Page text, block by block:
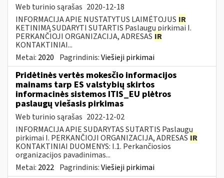
Web turinio sąrašas 2020-12-18
INFORMACIJA APIE NUSTATYTUS LAIMĖTOJUS IR
KETINIMĄ SUDARYTI SUTARTIS Paslaugų pirkimai I.
PERKANČIOJI ORGANIZACIJA, ADRESAS IR
KONTAKTINIAI...
Metai: 2020 Pagrindinis:Viešieji pirkimai
Pridėtinės vertės mokesčio informacijos
mainams tarp ES valstybių skirtos
informacinės sistemos ITIS_EU plėtros
paslaugų viešasis pirkimas
Web turinio sąrašas 2022-12-02
INFORMACIJA APIE SUDARYTAS SUTARTIS Paslaugų
pirkimai I. PERKANČIOJI ORGANIZACIJA, ADRESAS IR
KONTAKTINIAI DUOMENYS: I.1. Perkančiosios
organizacijos pavadinimas...
Metai: 2022 Pagrindinis:Viešieji pirkimai